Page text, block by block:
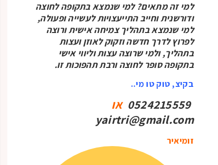
למי זה מתאים? למי שנמצא בתקופה לחוצה
ודורשנית וחייב התייעצויות לעשייה ופעולה,
למי שנמצא בתהליך צמיחה אישית ורוצה
לפרוץ לדרך חדשה וזקוק לאוזן ועצות
בתהליך, ולמי שרוצה עצות וליווי אישי
בתקופה סופר לחוצה ורבת תהפוכות זו.
בקיצ, טוק טו מי..
0524215559
או
yairtri@gmail.com
זומיאיר